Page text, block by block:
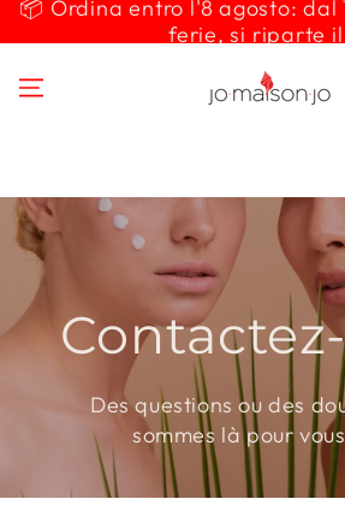
IGNORER LE
📦 Ordina entro l'8 agosto: dal
ferie, si riparte il
Des questions ou des
sommes là pour